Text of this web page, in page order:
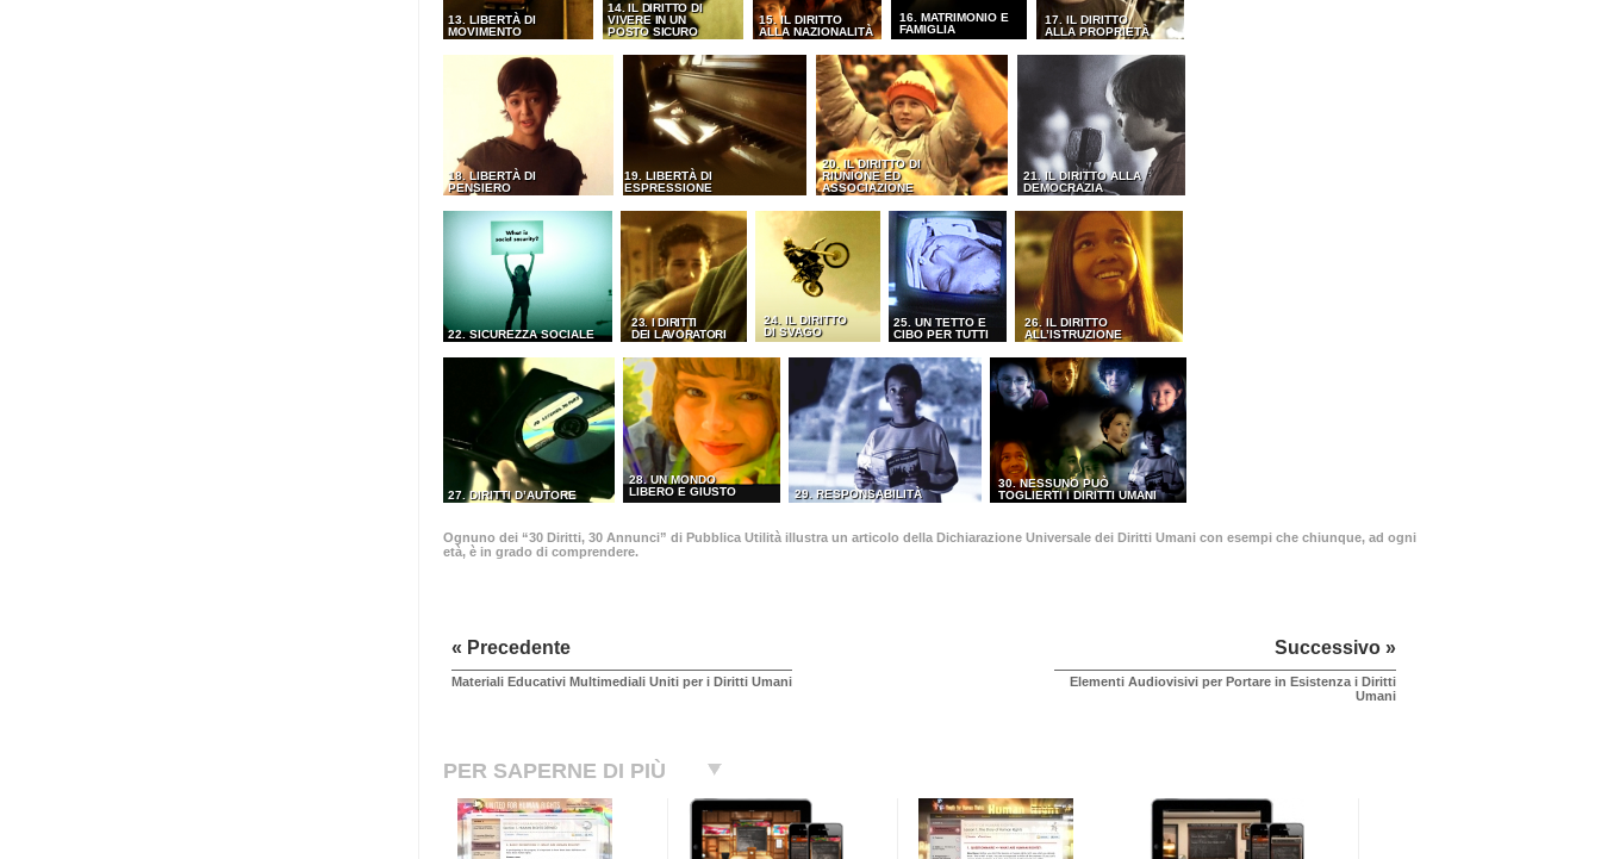
13. LIBERTÀ DI
MOVIMENTO
14. IL DIRITTO DI
VIVERE IN UN
POSTO SICURO
15. IL DIRITTO
ALLA NAZIONALITÀ
16. MATRIMONIO E
FAMIGLIA
17. IL DIRITTO
ALLA PROPRIETÀ
18. LIBERTÀ DI
PENSIERO
19. LIBERTÀ DI
ESPRESSIONE
20. IL DIRITTO DI
RIUNIONE ED
ASSOCIAZIONE
21. IL DIRITTO ALLA
DEMOCRAZIA
22. SICUREZZA SOCIALE
23. I DIRITTI
DEI LAVORATORI
24. IL DIRITTO
DI SVAGO
25. UN TETTO E
CIBO PER TUTTI
26. IL DIRITTO
ALL’ISTRUZIONE
27. DIRITTI D’AUTORE
28. UN MONDO
LIBERO E GIUSTO
29. RESPONSABILITÀ
30. NESSUNO PUÒ
TOGLIERTI I DIRITTI UMANI
Ognuno dei “30 Diritti, 30 Annunci” di Pubblica Utilità illustra un articolo della Dichiarazione Universale dei Diritti Umani con esempi che chiunque, ad ogni
età, è in grado di comprendere.
« Precedente
Materiali Educativi Multimediali Uniti per i Diritti Umani
Successivo »
Elementi Audiovisivi per Portare in Esistenza i Diritti
Umani
PER SAPERNE DI PIÙ